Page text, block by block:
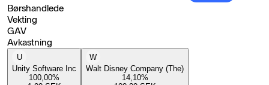
Børshandlede
Vekting
GAV
Avkastning
U
Unity Software Inc
100,00%
W
Walt Disney Company (The)
14,10%